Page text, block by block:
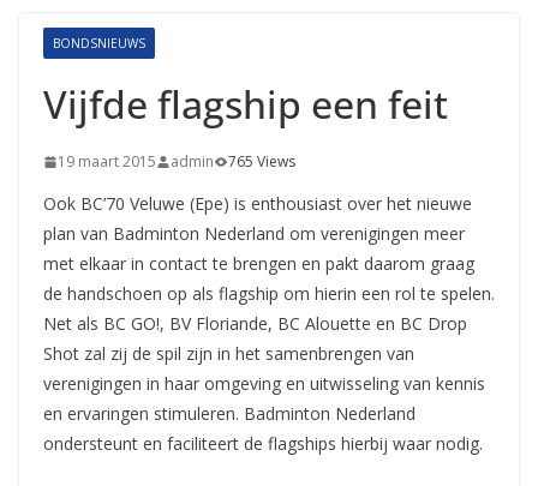
BONDSNIEUWS
Vijfde flagship een feit
19 maart 2015 admin 765 Views
Ook BC’70 Veluwe (Epe) is enthousiast over het nieuwe
plan van Badminton Nederland om verenigingen meer
met elkaar in contact te brengen en pakt daarom graag
de handschoen op als flagship om hierin een rol te spelen.
Net als BC GO!, BV Floriande, BC Alouette en BC Drop
Shot zal zij de spil zijn in het samenbrengen van
verenigingen in haar omgeving en uitwisseling van kennis
en ervaringen stimuleren. Badminton Nederland
ondersteunt en faciliteert de flagships hierbij waar nodig.